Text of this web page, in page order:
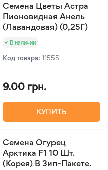
Семена Цветы Астра
Пионовидная Анель
(Лавандовая) (0,25Г)
В наличии
Код товара: 11555
9.00 грн.
КУПИТЬ
Семена Огурец
Арктика F1 10 Шт.
(Корея) В Зип-Пакете.